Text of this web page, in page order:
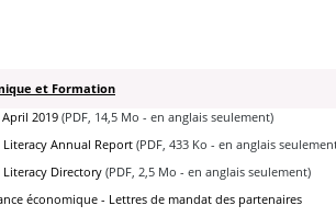
et Formation
2019 (PDF, 14,5 Mo - en anglais seulement)
Annual Report (PDF, 433 Ko - en anglais
Directory (PDF, 2,5 Mo - en anglais seulement)
économique - Lettres de mandat des partenaires